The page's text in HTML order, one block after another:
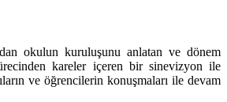
okulun kuruluşunu anlatan ve dönem
kareler içeren bir sinevizyon ile
ve öğrencilerin konuşmaları ile devam